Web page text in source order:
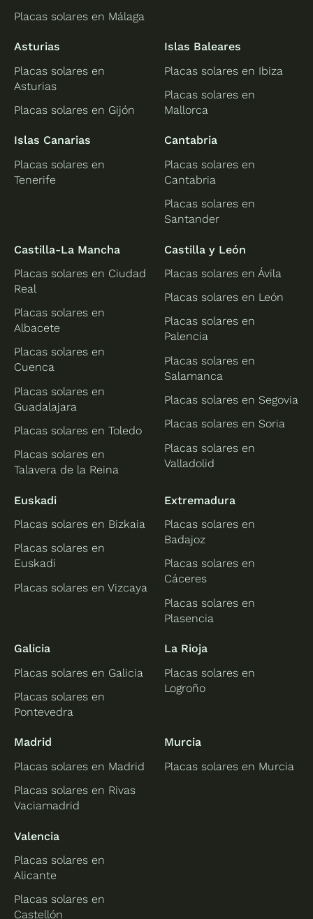
Placas solares en Málaga
Asturias
Placas solares en
Asturias
Placas solares en Gijón
Islas Baleares
Placas solares en Ibiza
Placas solares en
Mallorca
Islas Canarias
Placas solares en
Tenerife
Cantabria
Placas solares en
Cantabria
Placas solares en
Santander
Castilla-La Mancha
Placas solares en Ciudad
Real
Placas solares en
Albacete
Placas solares en
Cuenca
Placas solares en
Guadalajara
Placas solares en Toledo
Placas solares en
Talavera de la Reina
Castilla y León
Placas solares en Ávila
Placas solares en León
Placas solares en
Palencia
Placas solares en
Salamanca
Placas solares en Segovia
Placas solares en Soria
Placas solares en
Valladolid
Euskadi
Placas solares en Bizkaia
Placas solares en
Euskadi
Placas solares en Vizcaya
Extremadura
Placas solares en
Badajoz
Placas solares en
Cáceres
Placas solares en
Plasencia
Galicia
Placas solares en Galicia
Placas solares en
Pontevedra
La Rioja
Placas solares en
Logroño
Madrid
Placas solares en Madrid
Placas solares en Rivas
Vaciamadrid
Murcia
Placas solares en Murcia
Valencia
Placas solares en
Alicante
Placas solares en
Castellón